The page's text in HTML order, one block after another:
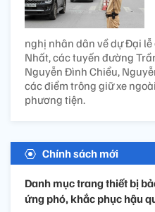
nghị nhân dân về dự Đại
Nhất, các tuyến đường
Nguyễn Đình Chiểu,
các điểm trông giữ xe
phương tiện.
Chính sách mới
Danh mục trang thiết bị
ứng phó, khắc phục hậu